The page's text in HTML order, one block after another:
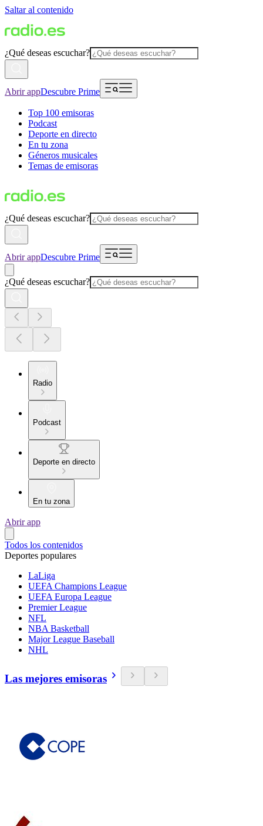
Saltar al contenido
¿Qué deseas escuchar?
Abrir appDescubre Prime
Top 100 emisoras
Podcast
Deporte en directo
En tu zona
Géneros musicales
Temas de emisoras
¿Qué deseas escuchar?
Abrir appDescubre Prime
¿Qué deseas escuchar?
Radio
Podcast
Deporte en directo
En tu zona
Abrir app
Todos los contenidos
Deportes populares
LaLiga
UEFA Champions League
UEFA Europa League
Premier League
NFL
NBA Basketball
Major League Baseball
NHL
Las mejores emisoras